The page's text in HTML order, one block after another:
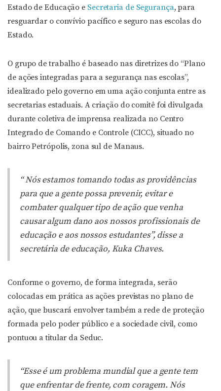
Estado de Educação e Secretaria de Segurança, para
resguardar o convívio pacífico e seguro nas escolas do
Estado.
O grupo de trabalho é baseado nas diretrizes do “Plano
de ações integradas para a segurança nas escolas”,
idealizado pelo governo em uma ação conjunta entre as
secretarias estaduais. A criação do comitê foi divulgada
durante coletiva de imprensa realizada no Centro
Integrado de Comando e Controle (CICC), situado no
bairro Petrópolis, zona sul de Manaus.
“ Nós estamos tomando todas as providências
para que a gente possa prevenir, evitar e
combater qualquer tipo de ação que venha
causar algum dano aos nossos profissionais de
educação e aos nossos estudantes”, disse a
secretária de educação, Kuka Chaves.
Conforme o governo, de forma integrada, serão
colocadas em prática as ações previstas no plano de
ação, que buscará envolver também a rede de proteção
formada pelo poder público e a sociedade civil, como
pontuou a titular da Seduc.
“Esse é um problema mundial que a gente tem
que enfrentar de frente, com coragem. Nós